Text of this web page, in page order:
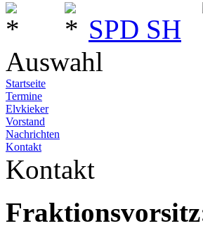
SPD SH
Auswahl
Startseite
Termine
Elvkieker
Vorstand
Nachrichten
Kontakt
Kontakt